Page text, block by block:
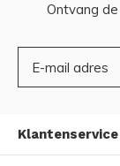
Ontvang
Klantenservice